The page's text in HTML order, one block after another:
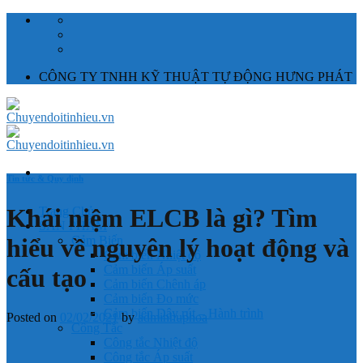
Skip
CÔNG TY TNHH KỸ THUẬT TỰ ĐỘNG HƯNG PHÁT
Trang Chủ
SẢN PHẨM
Cảm Biến
Cảm biến Nhiệt độ
Cảm biến Áp suất
Cảm biến Chênh áp
Cảm biến Đo mức
Cảm biến Dây rút – Hành trình
Công Tắc
Công tắc Nhiệt độ
Công tắc Áp suất
Tin tức & Quy định
Khái niệm ELCB là gì? Tìm
hiểu về nguyên lý hoạt động và
cấu tạo
Posted on 02/02/2021byadminhuphoa